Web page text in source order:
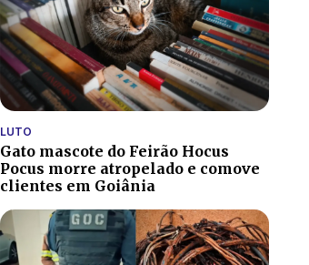
LUTO
Gato mascote do Feirão Hocus
Pocus morre atropelado e comove
clientes em Goiânia